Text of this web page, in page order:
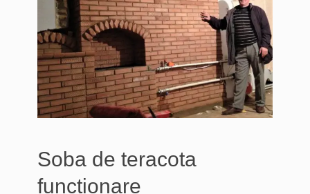
Soba de teracota
functionare